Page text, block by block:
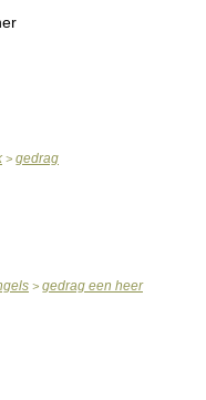
> gedrag
> gedrag een heer